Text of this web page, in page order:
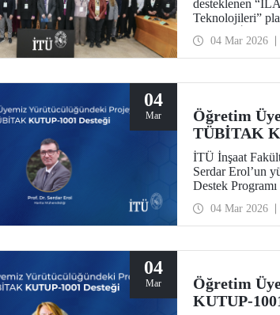
desteklenen
Teknolojileri”
Senato04 Mar 2026
04
Mar
Öğretim
TÜBİTAK
İTÜ İnşaat
Serdar Erol’un
Destek
04 Mar 2026
04
Mar
Öğretim
KUTUP-